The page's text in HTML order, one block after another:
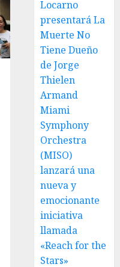
Locarno
presentará La
Muerte No
Tiene Dueño
de Jorge
Thielen
Armand
Miami
Symphony
Orchestra
(MISO)
lanzará una
nueva y
emocionante
iniciativa
llamada
«Reach for the
Stars»